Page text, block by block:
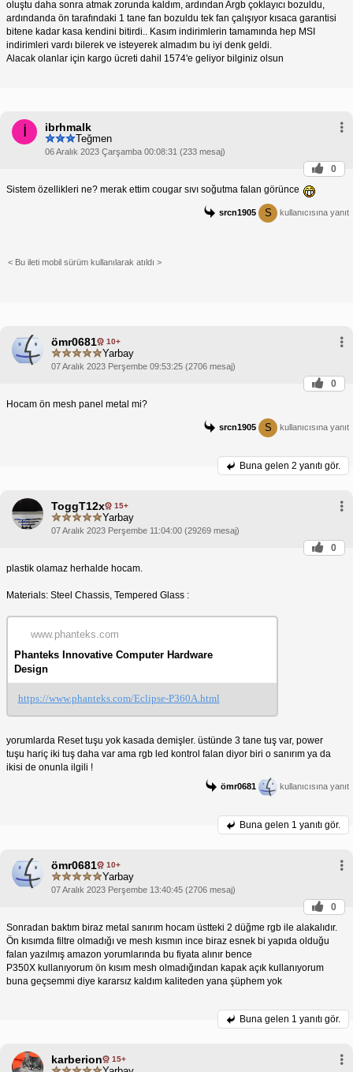
oluştu daha sonra atmak zorunda kaldım, ardından Argb çoklayıcı bozuldu,
ardındanda ön tarafındaki 1 tane fan bozuldu tek fan çalışıyor kısaca garantisi
bitene kadar kasa kendini bitirdi.. Kasım indirimlerin tamamında hep MSI
indirimleri vardı bilerek ve isteyerek almadım bu iyi denk geldi.
Alacak olanlar için kargo ücreti dahil 1574'e geliyor bilginiz olsun
İ ibrhmalk
Teğmen
06 Aralık 2023 Çarşamba 00:08:31 (233 mesaj)
0
Sistem özellikleri ne? merak ettim cougar sıvı soğutma falan görünce
srcn1905 S kullanıcısına yanıt
< Bu ileti mobil sürüm kullanılarak atıldı >
ömr0681 10+
Yarbay
07 Aralık 2023 Perşembe 09:53:25 (2706 mesaj)
0
Hocam ön mesh panel metal mi?
srcn1905 S kullanıcısına yanıt
Buna gelen 2 yanıtı gör.
ToggT12x 15+
Yarbay
07 Aralık 2023 Perşembe 11:04:00 (29269 mesaj)
0
plastik olamaz herhalde hocam.
Materials: Steel Chassis, Tempered Glass :
www.phanteks.com
Phanteks Innovative Computer Hardware
Design
https://www.phanteks.com/Eclipse-P360A.html
yorumlarda Reset tuşu yok kasada demişler. üstünde 3 tane tuş var, power
tuşu hariç iki tuş daha var ama rgb led kontrol falan diyor biri o sanırım ya da
ikisi de onunla ilgili !
ömr0681 kullanıcısına yanıt
Buna gelen 1 yanıtı gör.
ömr0681 10+
Yarbay
07 Aralık 2023 Perşembe 13:40:45 (2706 mesaj)
0
Sonradan baktım biraz metal sanırım hocam üstteki 2 düğme rgb ile alakalıdır.
Ön kısımda filtre olmadığı ve mesh kısmın ince biraz esnek bi yapıda olduğu
falan yazılmış amazon yorumlarında bu fiyata alınır bence
P350X kullanıyorum ön kısım mesh olmadığından kapak açık kullanıyorum
buna geçsemmi diye kararsız kaldım kaliteden yana şüphem yok
Buna gelen 1 yanıtı gör.
karberion 15+